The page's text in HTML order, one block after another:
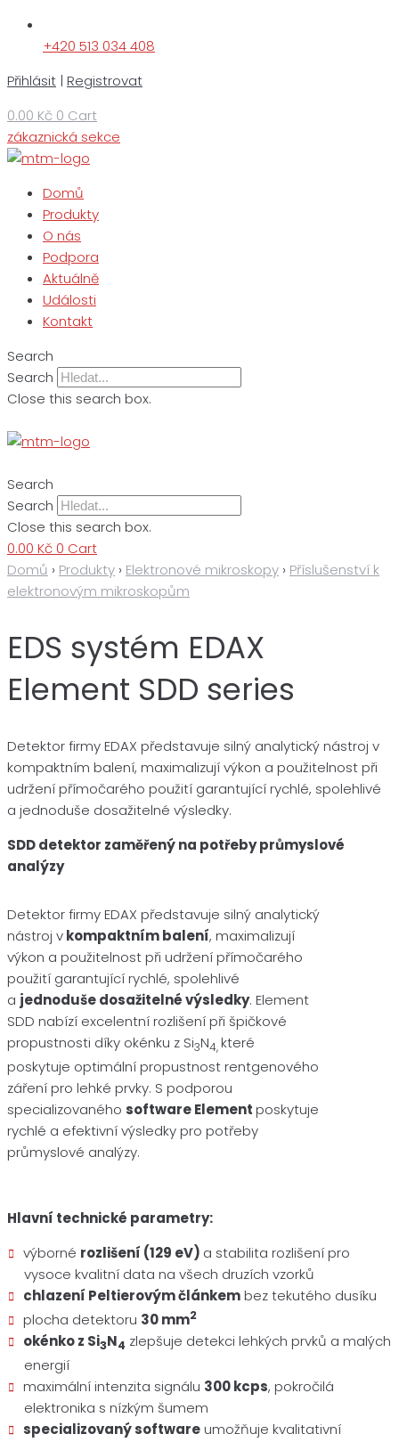
+420 513 034 408
Přihlásit | Registrovat
0.00 Kč 0 Cart
zákaznická sekce
Domů
Produkty
O nás
Podpora
Aktuálně
Události
Kontakt
Search
Search
Close this search box.
Search
Search
Close this search box.
0.00 Kč0 Cart
Domů › Produkty › Elektronové mikroskopy › Příslušenství k
elektronovým mikroskopům
EDS systém EDAX
Element SDD series
Detektor firmy EDAX představuje silný analytický nástroj v
kompaktním balení, maximalizují výkon a použitelnost při
udržení přímočarého použití garantující rychlé, spolehlivé
a jednoduše dosažitelné výsledky.
SDD detektor zaměřený na potřeby průmyslové
analýzy
Detektor firmy EDAX představuje silný analytický
nástroj vkompaktním balení, maximalizují
výkon a použitelnost při udržení přímočarého
použití garantující rychlé, spolehlivé
a jednoduše dosažitelné výsledky. Element
SDD nabízí excelentní rozlišení při špičkové
propustnosti díky okénku z Si3N4,které
poskytuje optimální propustnost rentgenového
záření pro lehké prvky. S podporou
specializovaného software Elementposkytuje
rychlé a efektivní výsledky pro potřeby
průmyslové analýzy.
Hlavní technické parametry:
výborné rozlišení (129 eV) a stabilita rozlišení pro
vysoce kvalitní data na všech druzích vzorků
chlazení Peltierovým článkembez tekutého dusíku
plocha detektoru 30 mm2
okénko z Si3N4 zlepšuje detekci lehkých prvků a malých
energií
maximální intenzita signálu 300 kcps, pokročilá
elektronika s nízkým šumem
specializovaný softwareumožňuje kvalitativní